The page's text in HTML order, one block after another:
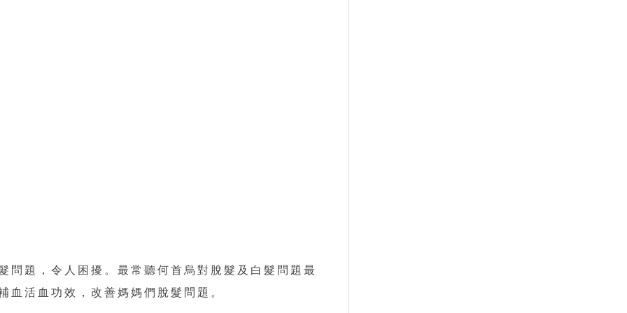
問題，令人困擾。最常聽何首烏對脫髮及白髮問題最
血活血功效，改善媽媽們脫髮問題。